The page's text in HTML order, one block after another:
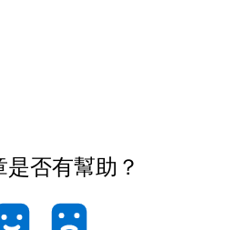
是否有幫助？